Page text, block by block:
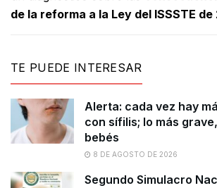
de la reforma a la Ley del ISSSTE de
TE PUEDE INTERESAR
Alerta: cada vez hay
con sífilis; lo más
bebés
8 DE AGOSTO DE 2026
Segundo Simulacro